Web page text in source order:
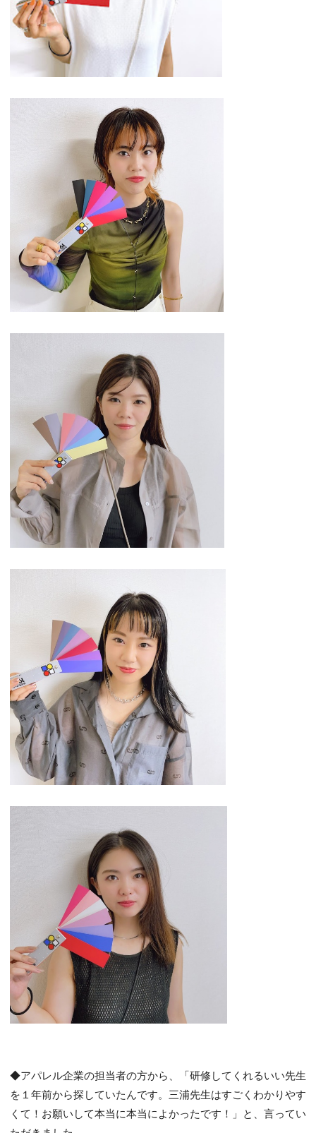
◆アパレル企業の担当者の方から、「研修してくれるいい先生
を１年前から探していたんです。三浦先生はすごくわかりやす
くて！お願いして本当に本当によかったです！」と、言ってい